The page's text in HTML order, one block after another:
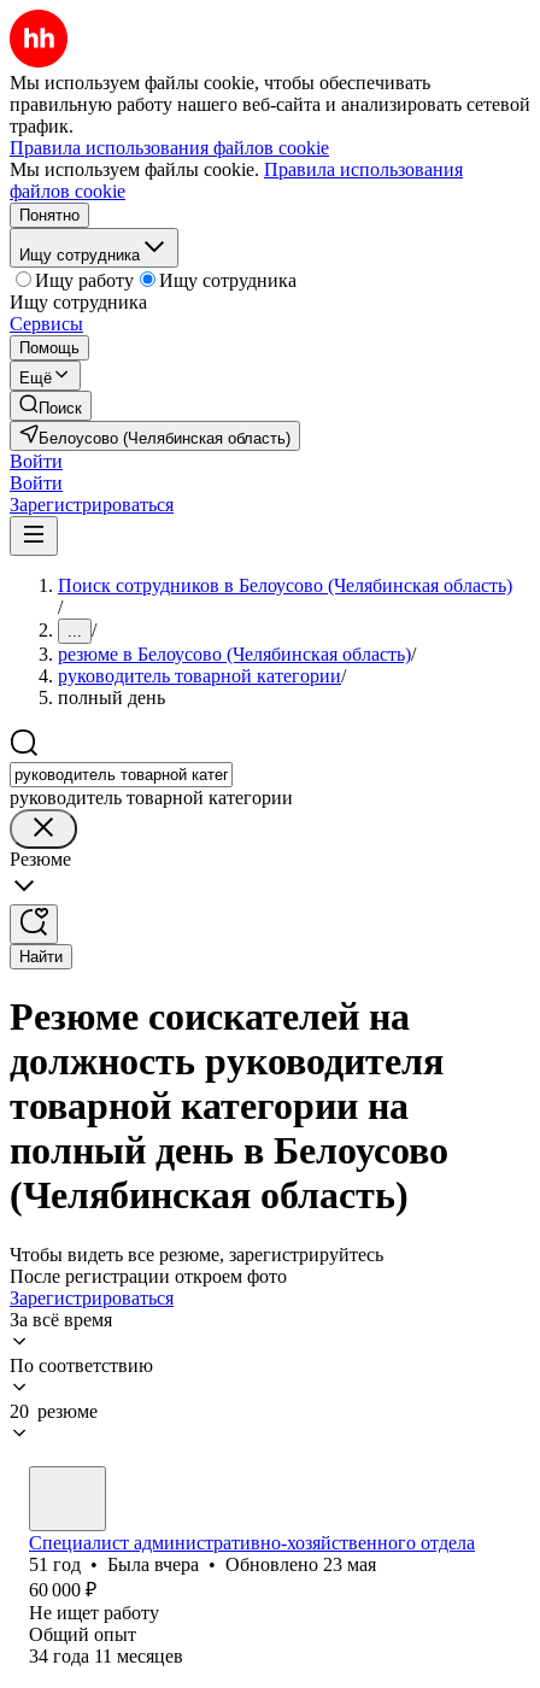
Мы используем файлы cookie, чтобы обеспечивать
правильную работу нашего веб-сайта и анализировать сетевой
трафик.
Правила использования файлов cookie
Мы используем файлы cookie. Правила использования
файлов cookie
Понятно
Ищу сотрудника
Ищу работу
Ищу сотрудника
Ищу сотрудника
Сервисы
Помощь
Ещё
Поиск
Белоусово (Челябинская область)
Войти
Войти
Зарегистрироваться
Поиск сотрудников в Белоусово (Челябинская область)
/
... /
резюме в Белоусово (Челябинская область)/
руководитель товарной категории/
полный день
руководитель товарной категории
Резюме
Найти
Резюме соискателей на
должность руководителя
товарной категории на
полный день в Белоусово
(Челябинская область)
Чтобы видеть все резюме, зарегистрируйтесь
После регистрации откроем фото
Зарегистрироваться
За всё время
По соответствию
20 резюме
Специалист административно-хозяйственного отдела
51 год • Была вчера • Обновлено 23 мая
60 000 ₽
Не ищет работу
Общий опыт
34 года 11 месяцев